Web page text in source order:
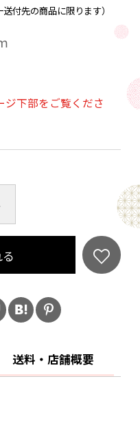
付先の商品に限ります）
下部をご覧くださ
送料・店舗概要